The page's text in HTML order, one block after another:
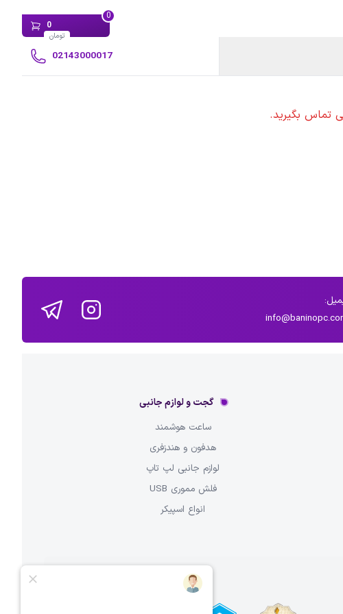
0
0
تومان
02143000017
تماس بگیرید.
گجت و لوازم جانبی
ساعت هوشمند
هدفون و هندزفری
لوازم جانبی لپ تاپ
فلش مموری USB
انواع اسپیکر